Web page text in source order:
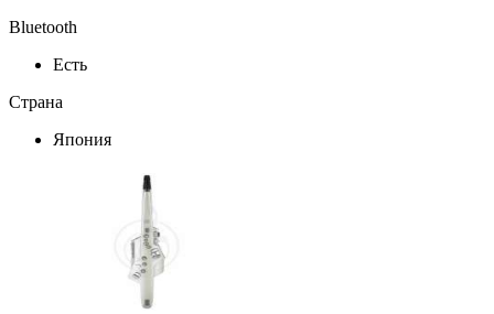
Bluetooth
Есть
Страна
Япония